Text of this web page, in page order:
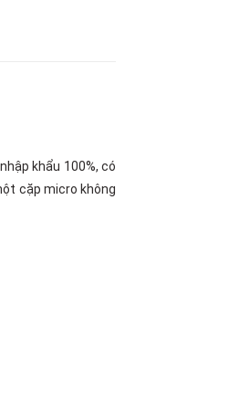
khẩu 100%, có
cặp micro không